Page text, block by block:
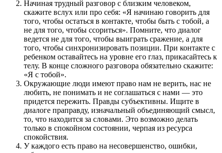
Начиная трудный разговор с близким человеком,
скажите вслух или про себя: «Я начинаю говорить для
того, чтобы остаться в контакте, чтобы быть с тобой, а
не для того, чтобы ссориться». Помните, что диалог
ведется не для того, чтобы выиграть сражение, а для
того, чтобы синхронизировать позиции. При контакте с
ребенком оставайтесь на уровне его глаз, прикасайтесь к
телу. В конце сложного разговора обязательно скажите:
«Я с тобой».
Окружающие люди имеют право нам не верить, нас не
любить, не понимать и не соглашаться с нами — это
придется пережить. Правды субъективны. Ищите в
диалоге праправду, изначальный объединяющий смысл,
то, что находится за словами. Это возможно делать
только в спокойном состоянии, черпая из ресурса
спокойствия.
У каждого есть право на несовершенство, ошибки,